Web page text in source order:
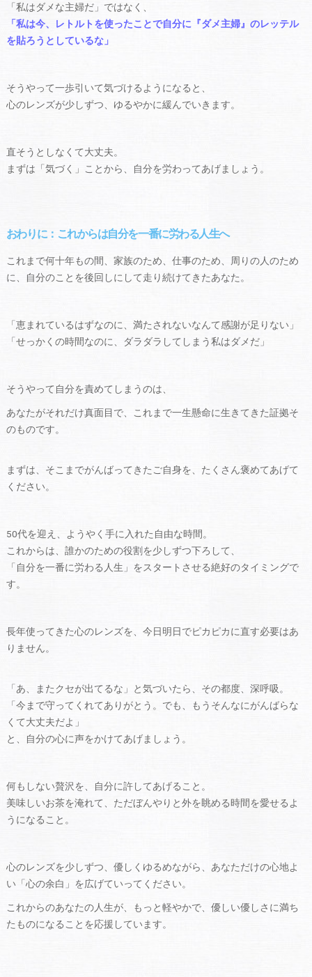
「私はダメな主婦だ」ではなく、
「私は今、レトルトを使ったことで自分に『ダメ主婦』のレッテル
を貼ろうとしているな」
そうやって一歩引いて気づけるようになると、
心のレンズが少しずつ、ゆるやかに緩んでいきます。
直そうとしなくて大丈夫。
まずは「気づく」ことから、自分を労わってあげましょう。
おわりに：これからは自分を一番に労わる人生へ
これまで何十年もの間、家族のため、仕事のため、周りの人のため
に、自分のことを後回しにして走り続けてきたあなた。
「恵まれているはずなのに、満たされないなんて感謝が足りない」
「せっかくの時間なのに、ダラダラしてしまう私はダメだ」
そうやって自分を責めてしまうのは、
あなたがそれだけ真面目で、これまで一生懸命に生きてきた証拠そ
のものです。
まずは、そこまでがんばってきたご自身を、たくさん褒めてあげて
ください。
50代を迎え、ようやく手に入れた自由な時間。
これからは、誰かのための役割を少しずつ下ろして、
「自分を一番に労わる人生」をスタートさせる絶好のタイミングで
す。
長年使ってきた心のレンズを、今日明日でピカピカに直す必要はあ
りません。
「あ、またクセが出てるな」と気づいたら、その都度、深呼吸。
「今まで守ってくれてありがとう。でも、もうそんなにがんばらな
くて大丈夫だよ」
と、自分の心に声をかけてあげましょう。
何もしない贅沢を、自分に許してあげること。
美味しいお茶を淹れて、ただぼんやりと外を眺める時間を愛せるよ
うになること。
心のレンズを少しずつ、優しくゆるめながら、あなただけの心地よ
い「心の余白」を広げていってください。
これからのあなたの人生が、もっと軽やかで、優しい優しさに満ち
たものになることを応援しています。